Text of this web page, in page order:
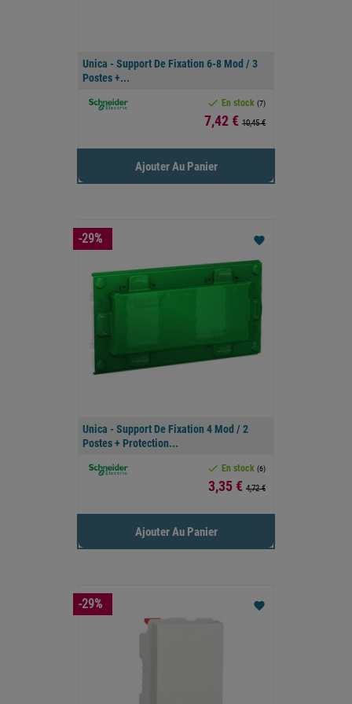
Unica - Support De Fixation 6-8 Mod / 3
Postes +...
 En stock (7)
Prix
7,42 € 10,45 €
Ajouter Au Panier
Unica - Support De Fixation 4 Mod / 2
Postes + Protection...
 En stock (6)
Prix
3,35 € 4,72 €
favorite
Ajouter Au Panier
-29%
favorite
-29%